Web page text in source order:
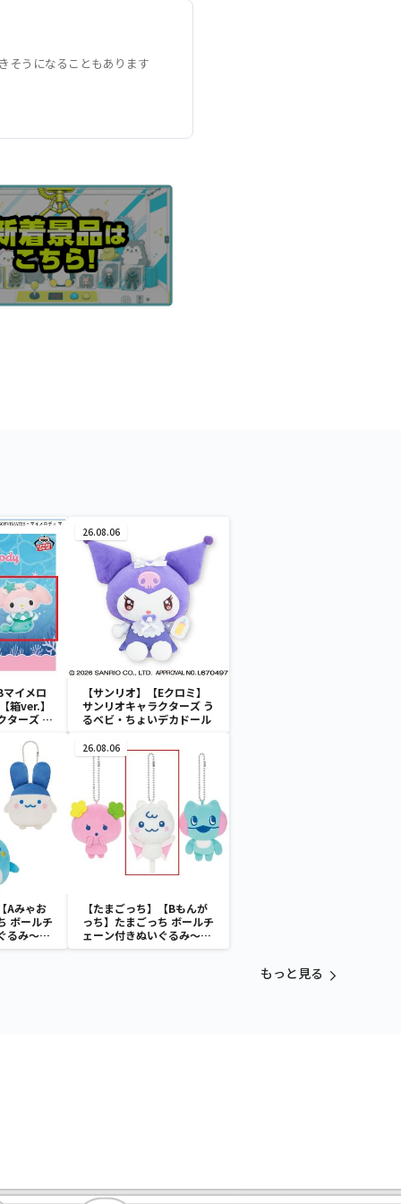
そうになることもあります
イメロ
箱ver.】
ターズ お
イドver.
26.08.06
【サンリオ】【Eクロミ】
サンリオキャラクターズ う
るベビ・ちょいデカドール
Aみゃお
ボールチ
るみ～
～
26.08.06
【たまごっち】【Bもんが
っち】たまごっち ボールチ
ェーン付きぬいぐるみ～
Tamagotchi Paradise～
もっと見る